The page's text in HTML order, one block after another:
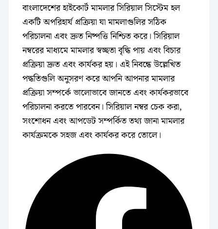
বাংলাদেশের হাইকোর্ট মামলার সিরিয়াল সিস্টেম হল
একটি অপরিহার্য প্রক্রিয়া যা মামলাগুলির সঠিক
পরিচালনা এবং দ্রুত নিষ্পত্তি নিশ্চিত করে। সিরিয়াল
নম্বরের মাধ্যমে মামলার স্বচ্ছতা বৃদ্ধি পায় এবং বিচার
প্রক্রিয়া দ্রুত এবং কার্যকর হয়। এই নিবন্ধে উল্লেখিত
পদ্ধতিগুলি অনুসরণ করে আপনি আপনার মামলার
প্রক্রিয়া সম্পর্কে ভালোভাবে জানতে এবং কার্যকরভাবে
পরিচালনা করতে পারবেন। সিরিয়াল নম্বর চেক করা,
সংশোধন এবং আপডেট সম্পর্কিত তথ্য জানা মামলার
কার্যক্রমকে সহজ এবং কার্যকর করে তোলে।